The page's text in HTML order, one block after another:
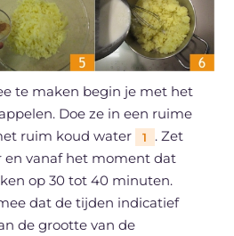
te maken begin je met het
Doe ze in een ruime
ruim koud water
1
. Zet
en vanaf het moment dat
op 30 tot 40 minuten.
dat de tijden indicatief
de grootte van de